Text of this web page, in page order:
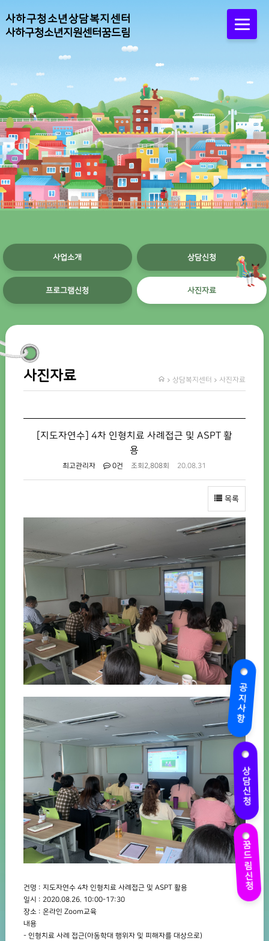
사하구청소년상담복지센터
사하구청소년지원센터꿈드림
공지사항
상담신청
꿈드림신청
사업소개 상담신청
프로그램신청 사진자료
사진자료 상담복지센터 사진자료
[지도자연수] 4차 인형치료 사례접근 및 ASPT 활
용
최고관리자 0건 조회 2,808회 20.08.31
목록
건명 : 지도자연수 4차 인형치료 사례접근 및 ASPT 활용
일시 : 2020.08.26. 10:00-17:30
장소 : 온라인 Zoom교육
내용
- 인형치료 사례 접근(아동학대 행위자 및 피해자를 대상으로)